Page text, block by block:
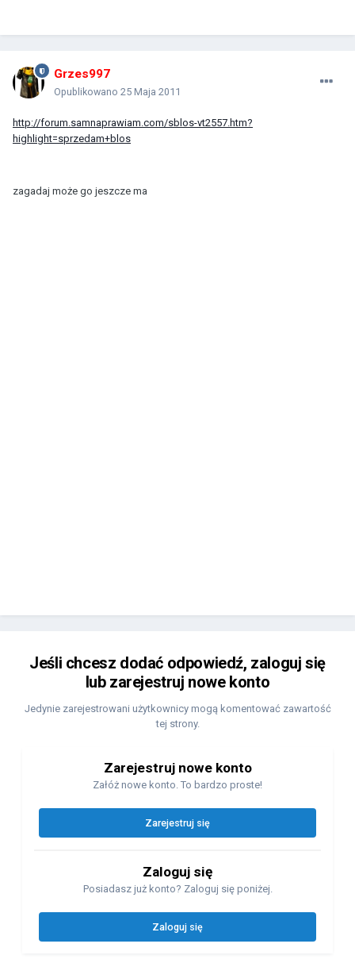
Grzes997
Opublikowano 25 Maja 2011
http://forum.samnaprawiam.com/sblos-vt2557.htm?
highlight=sprzedam+blos
zagadaj może go jeszcze ma
Jeśli chcesz dodać odpowiedź, zaloguj się
lub zarejestruj nowe konto
Jedynie zarejestrowani użytkownicy mogą komentować zawartość
tej strony.
Zarejestruj nowe konto
Załóż nowe konto. To bardzo proste!
Zarejestruj się
Zaloguj się
Posiadasz już konto? Zaloguj się poniżej.
Zaloguj się